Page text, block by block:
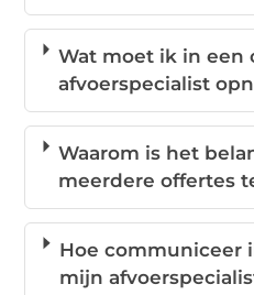
Wat moet ik in een
afvoerspecialist
Waarom is het
meerdere offertes
Hoe communiceer
mijn